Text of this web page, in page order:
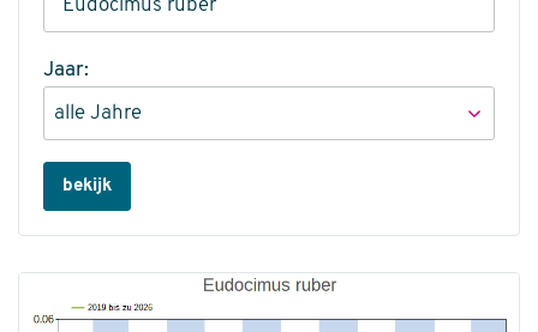
Jaar:
bekijk